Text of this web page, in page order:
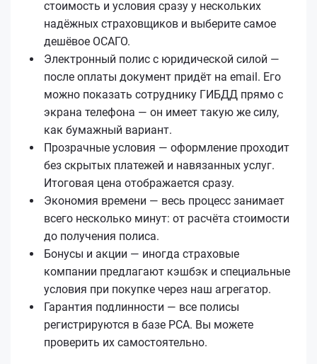
стоимость и условия сразу у нескольких
надёжных страховщиков и выберите самое
дешёвое ОСАГО.
Электронный полис с юридической силой —
после оплаты документ придёт на email. Его
можно показать сотруднику ГИБДД прямо с
экрана телефона — он имеет такую же силу,
как бумажный вариант.
Прозрачные условия — оформление проходит
без скрытых платежей и навязанных услуг.
Итоговая цена отображается сразу.
Экономия времени — весь процесс занимает
всего несколько минут: от расчёта стоимости
до получения полиса.
Бонусы и акции — иногда страховые
компании предлагают кэшбэк и специальные
условия при покупке через наш агрегатор.
Гарантия подлинности — все полисы
регистрируются в базе РСА. Вы можете
проверить их самостоятельно.